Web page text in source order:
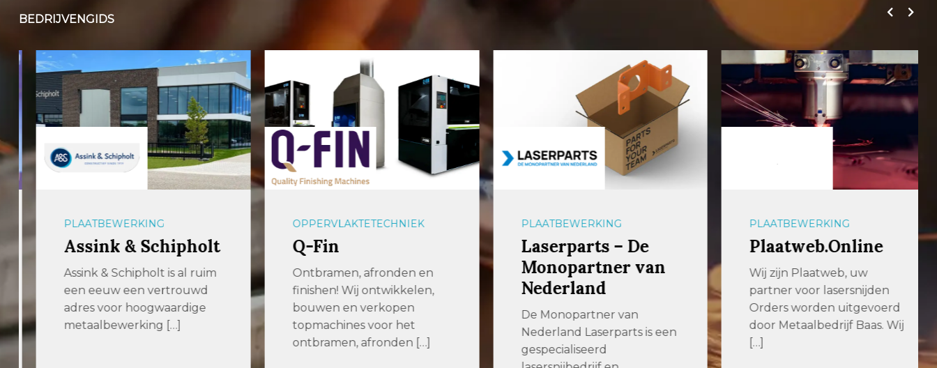
BEDRIJVENGIDS
PLAATBEWERKING
Assink & Schipholt
Assink & Schipholt is al ruim
een eeuw een vertrouwd
adres voor hoogwaardige
metaalbewerking […]
OPPERVLAKTETECHNIEK
Q-Fin
Ontbramen, afronden en
finishen! Wij ontwikkelen,
bouwen en verkopen
topmachines voor het
ontbramen, afronden […]
PLAATBEWERKING
Laserparts – De
Monopartner van
Nederland
De Monopartner van
Nederland Laserparts is een
gespecialiseerd
PLAATBEWERKING
Plaatweb.Online
Wij zijn Plaatweb, uw
partner voor lasersnijden
Orders worden uitgevoerd
door Metaalbedrijf Baas. Wij